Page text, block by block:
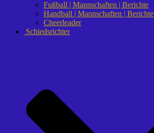
Fußball | Mannschaften | Berichte
Handball | Mannschaften | Berichte
Cheerleader
Schiedsrichter